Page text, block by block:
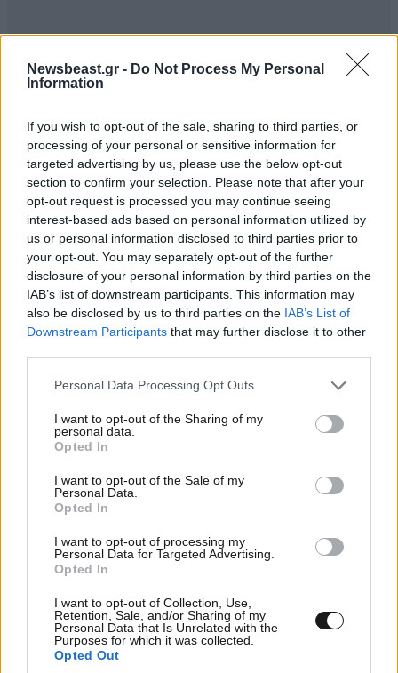
Newsbeast.gr - Do Not Process My Personal
Information
If you wish to opt-out of the sale, sharing to third parties, or
processing of your personal or sensitive information for
targeted advertising by us, please use the below opt-out
section to confirm your selection. Please note that after your
opt-out request is processed you may continue seeing
interest-based ads based on personal information utilized by
us or personal information disclosed to third parties prior to
your opt-out. You may separately opt-out of the further
disclosure of your personal information by third parties on the
IAB’s list of downstream participants. This information may
also be disclosed by us to third parties on the IAB’s List of
Downstream Participants that may further disclose it to other
Please note that this website/app uses one or more Google
not limited to your visit or usage behaviour. You may click to
grant or deny consent to Google and its third-party tags to
use your data for below specified purposes in below Google
consent section.
Personal Data Processing Opt Outs
I want to opt-out of the Sharing of my
personal data.
Opted In
I want to opt-out of the Sale of my
Personal Data.
Opted In
I want to opt-out of processing my
Personal Data for Targeted Advertising.
Opted In
I want to opt-out of Collection, Use,
Retention, Sale, and/or Sharing of my
Personal Data that Is Unrelated with the
Purposes for which it was collected.
Opted Out
9 ΣΧΌΛΙΑ ΑΝΑΓΝΩΣΤΏΝ
Xαρακτήρες: 0/1000